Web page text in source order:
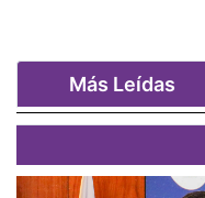
Más Leídas